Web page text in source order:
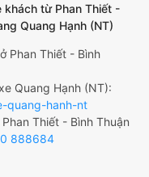
khách từ Phan Thiết -
Quang Hạnh (NT)
Phan Thiết - Bình
Quang Hạnh (NT):
quang-hanh-nt
Thiết - Bình Thuận
888684